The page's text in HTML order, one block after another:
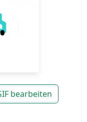
bearbeiten